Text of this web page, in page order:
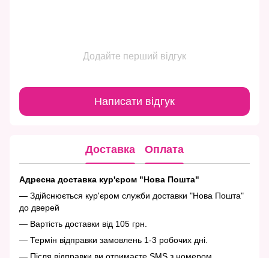
Додайте перший відгук
Написати відгук
Доставка Оплата
Адресна доставка кур'єром "Нова Пошта"
— Здійснюється кур'єром служби доставки "Нова Пошта"
до дверей
— Вартість доставки від 105 грн.
— Термін відправки замовлень 1-3 робочих дні.